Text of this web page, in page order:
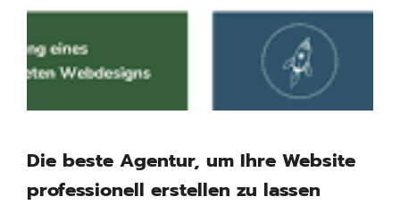
Die beste Agentur, um Ihre Website
professionell erstellen zu lassen